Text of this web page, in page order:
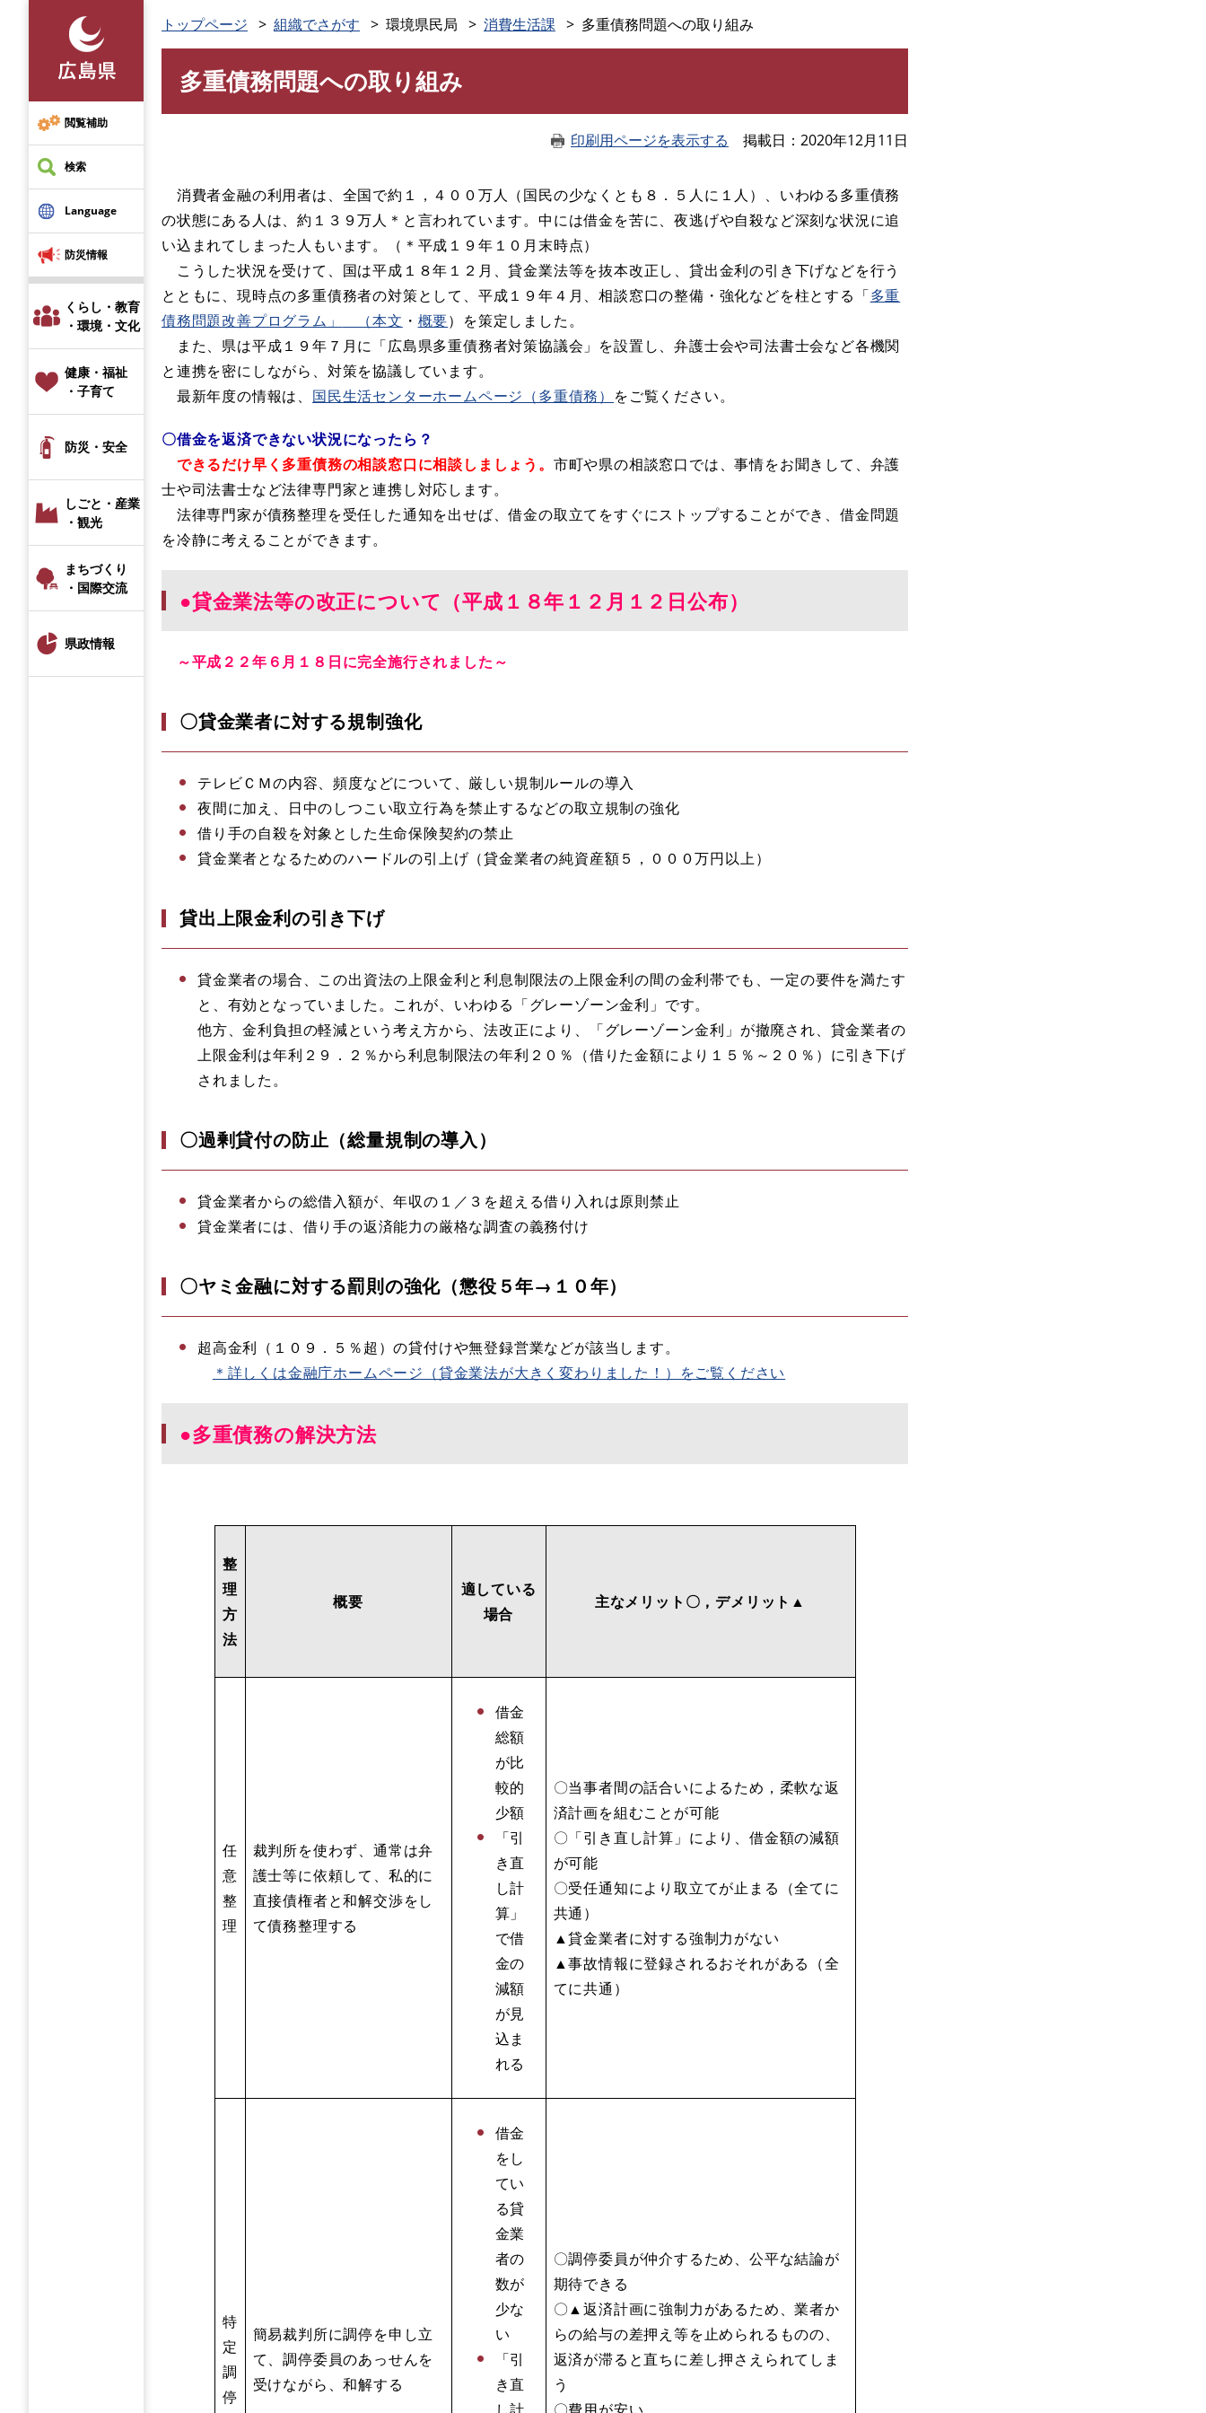
先
頭
で
す
閲覧補助
検索
Language
防災情報
くらし・教育
・環境・文化
健康・福祉
・子育て
防災・安全
しごと・産業
・観光
まちづくり
・国際交流
県政情報
トップページ 組織でさがす 環境県民局 消費生活課 多重債務問題への取り組み
多重債務問題への取り組み
印刷用ページを表示する 掲載日 2020年12月11日
消費者金融の利用者は、全国で約１，４００万人（国民の少なくとも８．５人に１人）、いわゆる多重債務
の状態にある人は、約１３９万人＊と言われています。中には借金を苦に、夜逃げや自殺など深刻な状況に追
い込まれてしまった人もいます。（＊平成１９年１０月末時点）
こうした状況を受けて、国は平成１８年１２月、貸金業法等を抜本改正し、貸出金利の引き下げなどを行う
とともに、現時点の多重債務者の対策として、平成１９年４月、相談窓口の整備・強化などを柱とする「多重
債務問題改善プログラム」
（本文 ・ 概要）を策定しました。
また、県は平成１９年７月に「広島県多重債務者対策協議会」を設置し、弁護士会や司法書士会など各機関
と連携を密にしながら、対策を協議しています。
最新年度の情報は、 国民生活センターホームページ（多重債務） をご覧ください。
〇借金を返済できない状況になったら？
できるだけ早く多重債務の相談窓口に相談しましょう。 市町や県の相談窓口では、事情をお聞きして、弁護
士や司法書士など法律専門家と連携し対応します。
法律専門家が債務整理を受任した通知を出せば、借金の取立てをすぐにストップすることができ、借金問題
を冷静に考えることができます。
●貸金業法等の改正について（平成１８年１２月１２日公布）
～平成２２年６月１８日に完全施行されました～
〇貸金業者に対する規制強化
テレビＣＭの内容、頻度などについて、厳しい規制ルールの導入
夜間に加え、日中のしつこい取立行為を禁止するなどの取立規制の強化
借り手の自殺を対象とした生命保険契約の禁止
貸金業者となるためのハードルの引上げ（貸金業者の純資産額５，０００万円以上）
貸出上限金利の引き下げ
貸金業者の場合、この出資法の上限金利と利息制限法の上限金利の間の金利帯でも、一定の要件を満たす
と、有効となっていました。これが、いわゆる「グレーゾーン金利」です。
他方、金利負担の軽減という考え方から、法改正により、「グレーゾーン金利」が撤廃され、貸金業者の
上限金利は年利２９．２％から利息制限法の年利２０％（借りた金額により１５％～２０％）に引き下げ
されました。
〇過剰貸付の防止（総量規制の導入）
貸金業者からの総借入額が、年収の１／３を超える借り入れは原則禁止
貸金業者には、借り手の返済能力の厳格な調査の義務付け
〇ヤミ金融に対する罰則の強化（懲役５年→１０年）
超高金利（１０９．５％超）の貸付けや無登録営業などが該当します。
＊詳しくは金融庁ホームページ（貸金業法が大きく変わりました！）をご覧ください
●多重債務の解決方法
整
理
方
法
概要
適している
場合
主なメリット〇，デメリット▲
任
意
整
理
裁判所を使わず、通常は弁
護士等に依頼して、私的に
直接債権者と和解交渉をし
て債務整理する
借金
総額
が比
較的
少額
「引
き直
し計
算」
で借
金の
減額
が見
込ま
れる
〇当事者間の話合いによるため，柔軟な返
済計画を組むことが可能
〇「引き直し計算」により、借金額の減額
が可能
〇受任通知により取立てが止まる（全てに
共通）
▲貸金業者に対する強制力がない
▲事故情報に登録されるおそれがある（全
てに共通）
特
定
調
停
簡易裁判所に調停を申し立
て、調停委員のあっせんを
受けながら、和解する
借金
をし
てい
る貸
金業
者の
数が
少な
い
「引
き直
〇調停委員が仲介するため、公平な結論が
期待できる
〇▲返済計画に強制力があるため、業者か
らの給与の差押え等を止められるものの、
返済が滞ると直ちに差し押さえられてしま
う